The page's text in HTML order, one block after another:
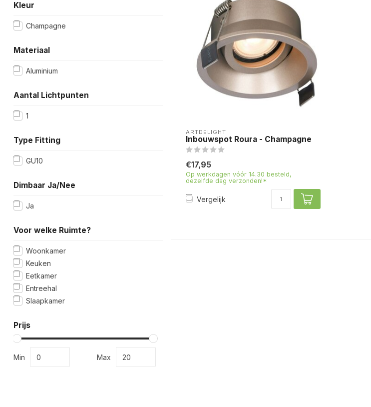
Kleur
Champagne
Materiaal
Aluminium
Aantal Lichtpunten
1
Type Fitting
GU10
Dimbaar Ja/Nee
Ja
Voor welke Ruimte?
Woonkamer
Keuken
Eetkamer
Entreehal
Slaapkamer
Prijs
Min Max
ARTDELIGHT
Inbouwspot Roura - Champagne
€17,95
Op werkdagen vóór 14.30 besteld,
dezelfde dag verzonden!*
Vergelijk